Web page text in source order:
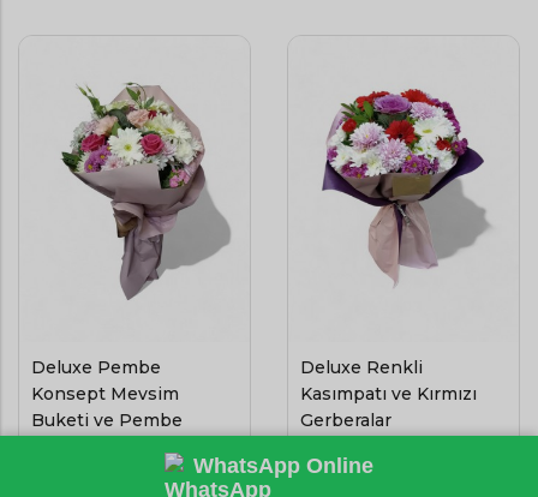
Deluxe Pembe
Konsept Mevsim
Buketi ve Pembe
,00
TL
Deluxe Renkli
Kasımpatı ve Kırmızı
Gerberalar
3000
WhatsApp Online